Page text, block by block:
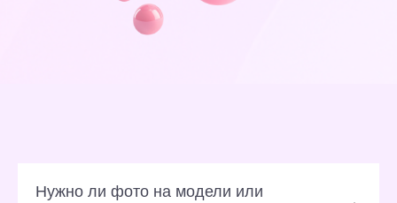
Нужно ли фото на модели или